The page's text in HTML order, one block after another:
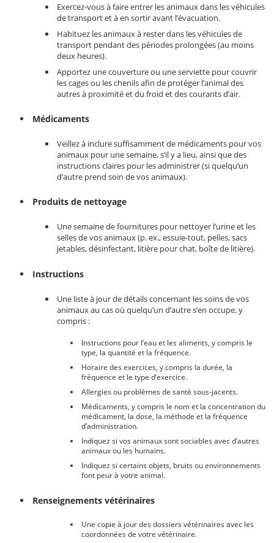
Exercez-vous à faire entrer les animaux dans les véhicules
de transport et à en sortir avant l’évacuation.
Habituez les animaux à rester dans les véhicules de
transport pendant des périodes prolongées (au moins
deux heures).
Apportez une couverture ou une serviette pour couvrir
les cages ou les chenils afin de protéger l’animal des
autres à proximité et du froid et des courants d’air.
Médicaments
Veillez à inclure suffisamment de médicaments pour vos
animaux pour une semaine, s’il y a lieu, ainsi que des
instructions claires pour les administrer (si quelqu’un
d’autre prend soin de vos animaux).
Produits de nettoyage
Une semaine de fournitures pour nettoyer l’urine et les
selles de vos animaux (p. ex., essuie-tout, pelles, sacs
jetables, désinfectant, litière pour chat, boîte de litière).
Instructions
Une liste à jour de détails concernant les soins de vos
animaux au cas où quelqu’un d’autre s’en occupe, y
compris :
Instructions pour l’eau et les aliments, y compris le
type, la quantité et la fréquence.
Horaire des exercices, y compris la durée, la
fréquence et le type d’exercice.
Allergies ou problèmes de santé sous-jacents.
Médicaments, y compris le nom et la concentration du
médicament, la dose, la méthode et la fréquence
d’administration.
Indiquez si vos animaux sont sociables avec d’autres
animaux ou les humains.
Indiquez si certains objets, bruits ou environnements
font peur à votre animal.
Renseignements vétérinaires
Une copie à jour des dossiers vétérinaires avec les
coordonnées de votre vétérinaire.